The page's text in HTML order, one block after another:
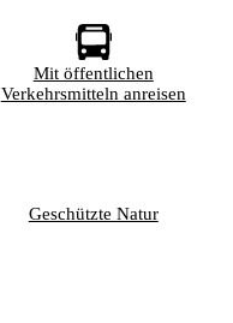
Mit öffentlichen
Verkehrsmitteln anreisen
Geschützte Natur